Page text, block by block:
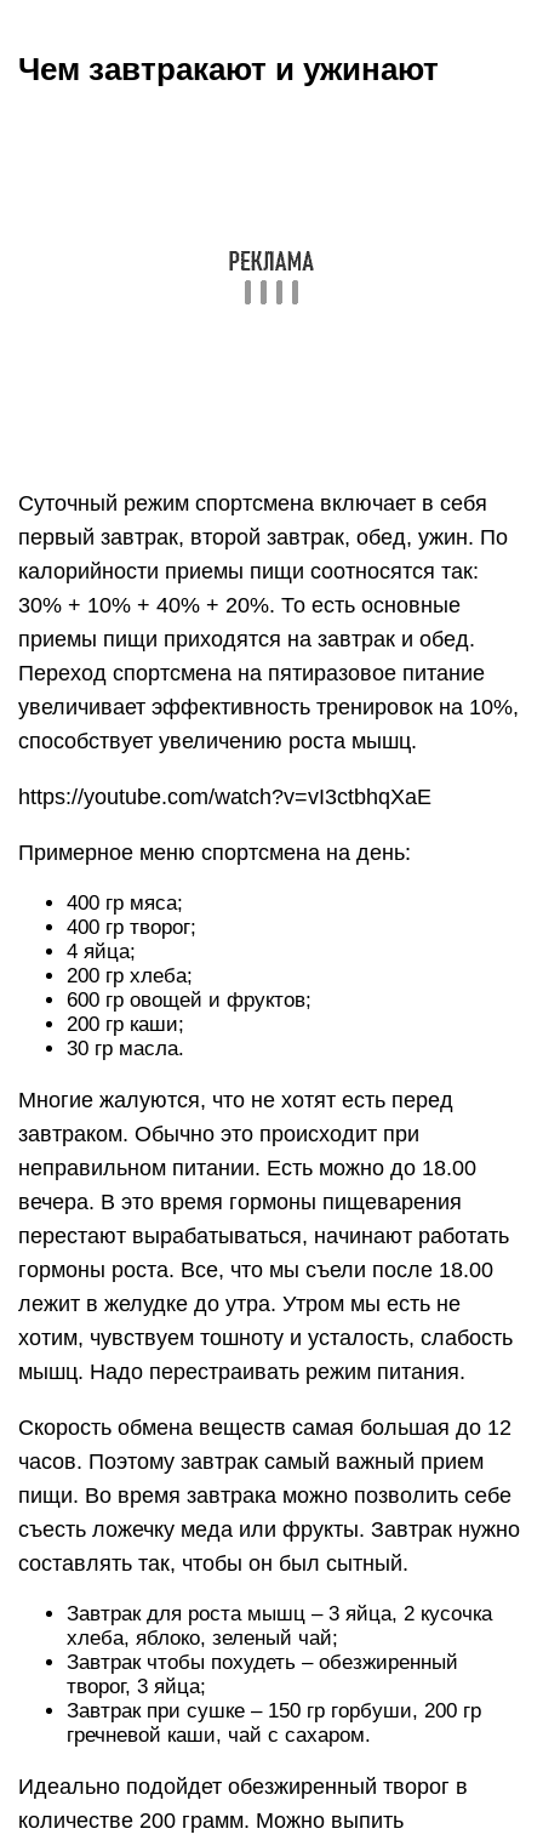
Примерное меню спортсмена на день:
гормоны роста. Все, что мы съели после 18.00
лежит в желудке до утра. Утром мы есть не
хотим, чувствуем тошноту и усталость, слабость
мышц. Надо перестраивать режим питания.
Скорость обмена веществ самая большая до 12
часов. Поэтому завтрак самый важный прием
пищи. Во время завтрака можно позволить себе
составлять так, чтобы он был сытный.
Завтрак для роста мышц – 3 яйца, 2 кусочка
Завтрак чтобы похудеть – обезжиренный
творог, 3 яйца;
Завтрак при сушке – 150 гр горбуши, 200 гр
гречневой каши, чай с сахаром.
Идеально подойдет обезжиренный творог в
количестве 200 грамм. Можно выпить
протеиновый коктейль. Белок способствует росту
и восстановлению мышц, что и происходит
ночью после белкового ужина. Если на ужин
убрать белок, то организму будет недоставать
энергии и начнется процесс распада мышц.
Поэтому к подбору продуктов на ужин нужно
относиться очень ответственно.
Ужин для роста мышц – гречневая каша,
зеленый горошек, сардина, яблоко, зеленый
Ужин чтобы похудеть – 200 гр рыбы, овощной
салат из огурца и капусты;
Ужин при сушке – творог, сухофрукты,
протеиновый коктейль.
https://youtube.com/watch?v=lTiOW1Zxo28
Спортсмены-вегетарианцы показывают
спортивные результаты, не уступающие
спортсменам с обычным питанием. Главное,
чтобы потребность в белке полностью
удовлетворялось. Вегетарианцам, которые
беспокоится о питании.